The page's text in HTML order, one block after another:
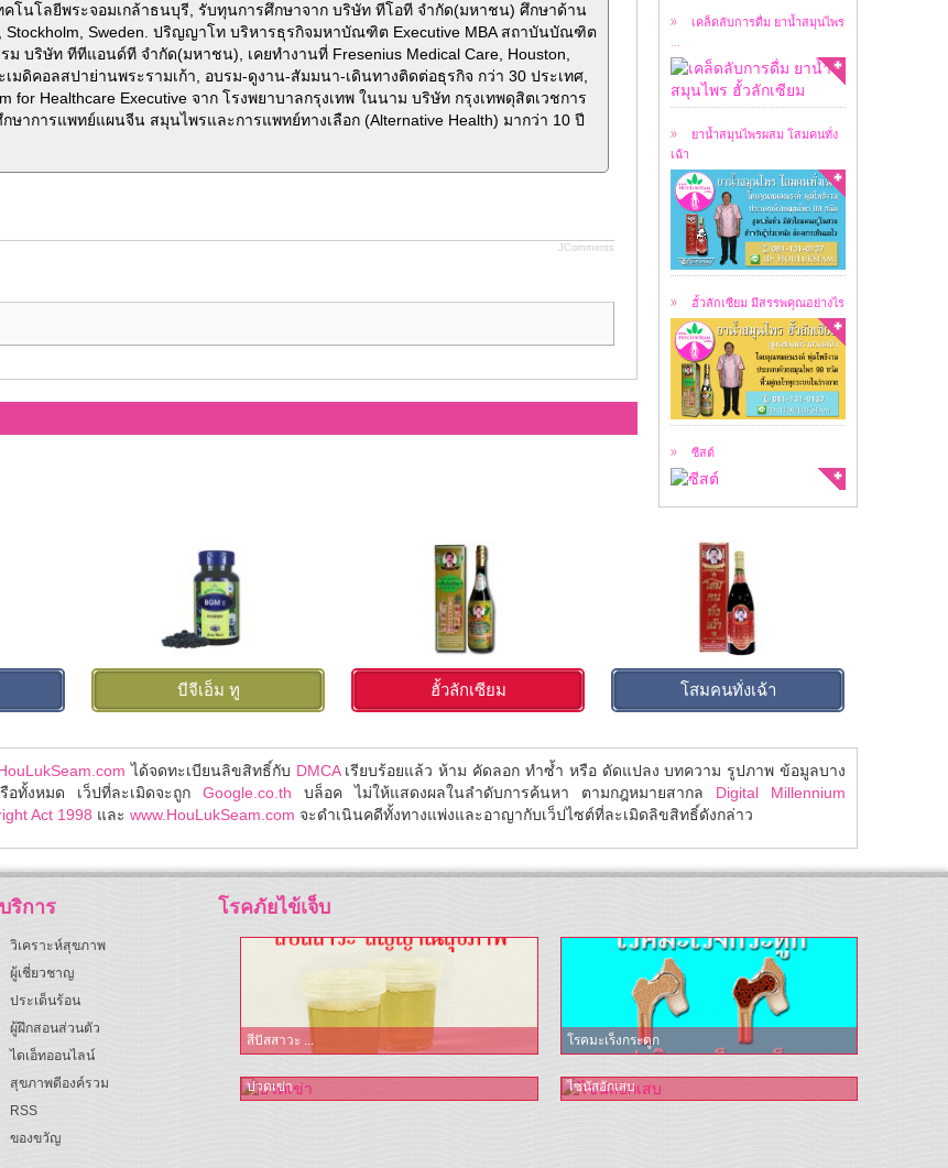
โนโลยีพระจอมเกล้าธนบุรี, รับทุนการศึกษาจาก บริษัท ทีโอที จำกัด(มหาชน) ศึกษาด้าน
Stockholm, Sweden. ปริญญาโท บริหารธุรกิจมหาบัณฑิต Executive MBA สถาบันบัณฑิต
บริษัท ทีทีแอนด์ที จำกัด(มหาชน), เคยทำงานที่ Fresenius Medical Care, Houston,
มดิคอลสปาย่านพระรามเก้า, อบรม-ดูงาน-สัมมนา-เดินทางติดต่อธุรกิจ กว่า 30 ประเทศ,
for Healthcare Executive จาก โรงพยาบาลกรุงเทพ ในนาม บริษัท กรุงเทพดุสิตเวชการ
าการแพทย์แผนจีน สมุนไพรและการแพทย์ทางเลือก (Alternative Health) มากว่า 10 ปี
JComments
เคล็ดลับการดื่ม ยาน้ำสมุนไพร
...
ยาน้ำสมุนไพรผสม โสมคนทั่ง
เฉ้า
หลังจากที่ ยาน้ำ
สมุนไพร ฮั้วลักเซียม
ฮั้วลักเซียม มีสรรพคุณอย่างไร
ฮั้วลักเซียม คือ
สมุนไพร 99 ชนิด ...
ซีสต์
สาเหตุของการเกิดซีสต์
ซีสต์ คือ ...
บีจีเอ็ม ทู ฮั้วลักเซียม โสมคนทั่งเฉ้า
ได้จดทะเบียนลิขสิทธิ์กับ DMCAเรียบร้อยแล้ว ห้าม คัดลอก ทำซ้ำ หรือ ดัดแปลง บทความ รูปภาพ ข้อมูลบาง
อทั้งหมด เว็ปที่ละเมิดจะถูก Google.co.th บล็อค ไม่ให้แสดงผลในลำดับการค้นหา ตามกฎหมายสากล Digital Millennium
Act 1998 และ www.HouLukSeam.com จะดำเนินคดีทั้งทางแพ่งและอาญากับเว็ปไซต์ที่ละเมิดลิขสิทธิ์ดังกล่าว
บริการ
วิเคราะห์สุขภาพ
ผู้เชี่ยวชาญ
ประเด็นร้อน
ผู้ฝึกสอนส่วนตัว
ไดเอ็ทออนไลน์
สุขภาพดีองค์รวม
RSS
ของขวัญ
โรคภัยไข้เจ็บ
สีปัสสาวะ ... โรคมะเร็งกระดูก
ปวดเข่า ไซนัสอักเสบ